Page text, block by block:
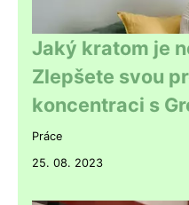
Jaký kratom je
Zlepšete svou
koncentraci s
Práce
25. 08. 2023